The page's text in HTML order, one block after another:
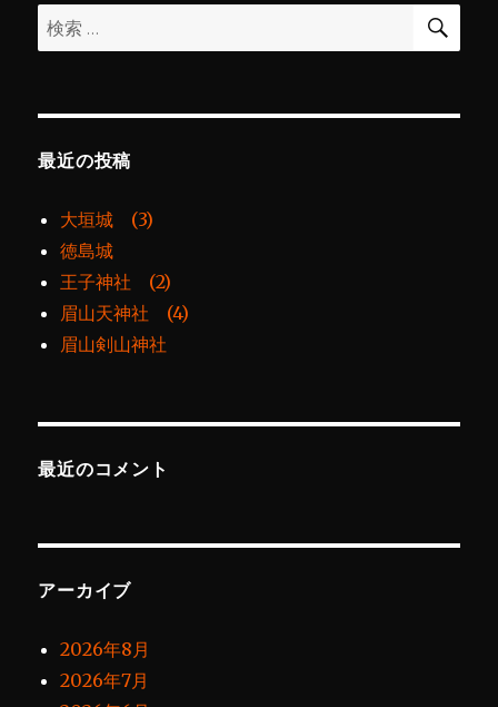
ン
検
索:
検
最近の投稿
大垣城 (3)
徳島城
王子神社 (2)
眉山天神社 (4)
眉山剣山神社
最近のコメント
アーカイブ
2026年8月
2026年7月